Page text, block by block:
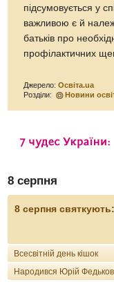
підсумовується у
важливою є й
батьків про
профілактичних
Джерело:Освіта.ua
Розділи:
Новини
8 серпня
8 серпня святкують:
Всесвітній день кішок
Народився Юрій